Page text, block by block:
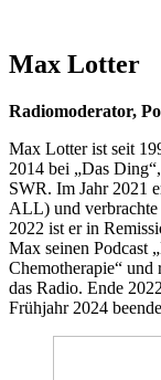
Max Lotter
Radiomoderator,
Max Lotter ist seit
2014 bei „Das
SWR. Im Jahr 2021
ALL) und verbrachte
2022 ist er in
Max seinen Podcast
Chemotherapie“
das Radio. Ende
Frühjahr 2024